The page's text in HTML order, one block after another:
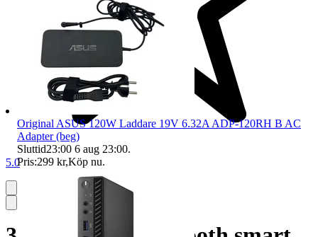
5.0
Original ASUS 120W Laddare 19V 6.32A ADP-120RH B AC
Adapter (beg)
Sluttid23:00 6 aug 23:00.
Pris:299 kr,Köp nu.